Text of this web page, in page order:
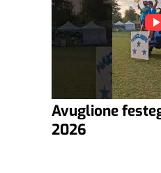
Avuglione
2026